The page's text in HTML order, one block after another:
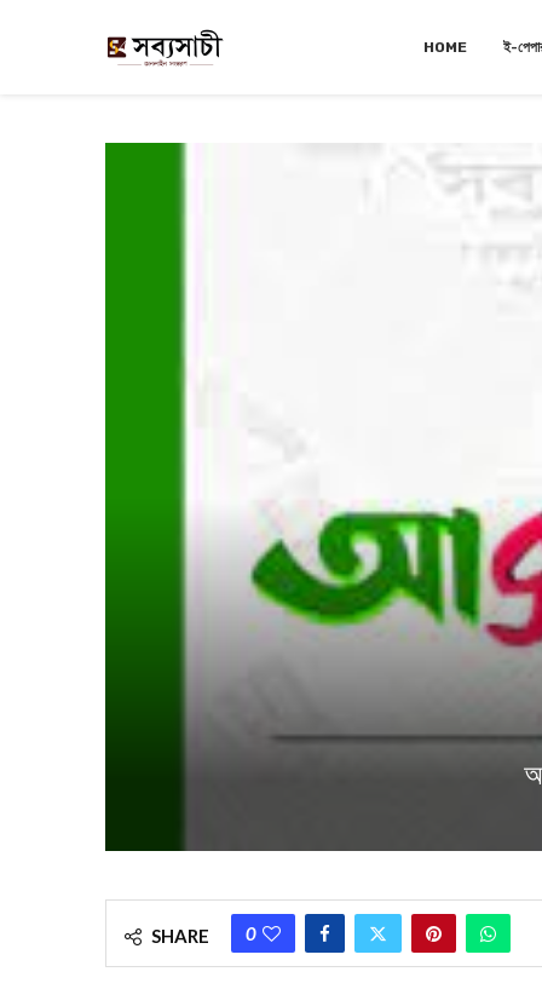
HOME ই-
SHARE 0